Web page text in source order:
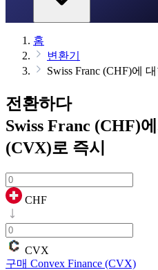
홈
변환기
Swiss Franc (CHF)에
전환하다
Swiss Franc (CHF)
(CVX)로 즉시
CHF
CVX
구매 Convex Finance (CVX)